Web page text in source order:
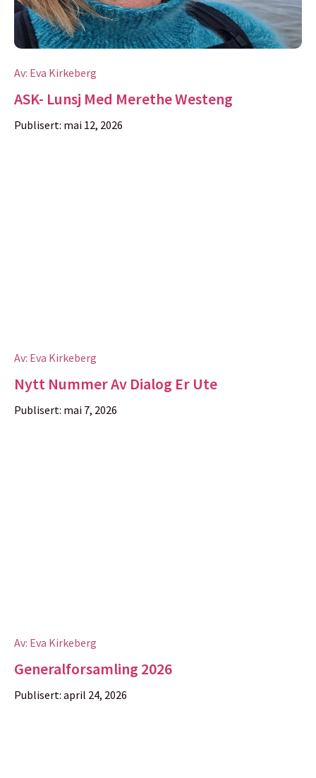
Av: Eva Kirkeberg
ASK- Lunsj Med Merethe Westeng
Publisert: mai 12, 2026
Av: Eva Kirkeberg
Nytt Nummer Av Dialog Er Ute
Publisert: mai 7, 2026
Av: Eva Kirkeberg
Generalforsamling 2026
Publisert: april 24, 2026